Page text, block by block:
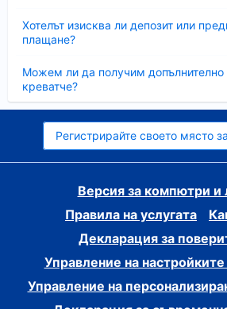
Хотелът изисква ли депозит или
плащане?
Можем ли да получим допълнително
креватче?
Регистрирайте своето място
Версия за компютри и
Правила на услугата
Декларация за
Управление на настройките
Управление на